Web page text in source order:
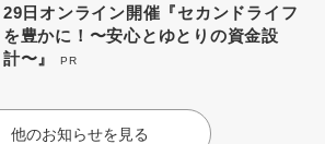
29日オンライン開催『セカンドライフ
を豊かに！〜安心とゆとりの資金設
計〜』
PR
他のお知らせを見る